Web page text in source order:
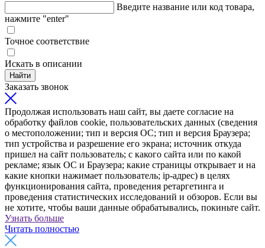
Введите название или код товара,
нажмите "enter"
Точное соответствие
Искать в описании
Найти
Заказать звонок
Продолжая использовать наш сайт, вы даете согласие на
обработку файлов cookie, пользовательских данных (сведения
о местоположении; тип и версия ОС; тип и версия Браузера;
тип устройства и разрешение его экрана; источник откуда
пришел на сайт пользователь; с какого сайта или по какой
рекламе; язык ОС и Браузера; какие страницы открывает и на
какие кнопки нажимает пользователь; ip-адрес) в целях
функционирования сайта, проведения ретаргетинга и
проведения статистических исследований и обзоров. Если вы
не хотите, чтобы ваши данные обрабатывались, покиньте сайт.
Узнать больше
Читать полностью